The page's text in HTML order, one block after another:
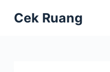
SCek Ruang